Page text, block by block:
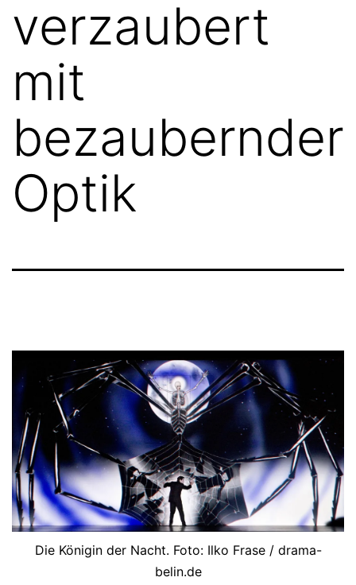
verzaubert
mit
bezaubernder
Optik
Die Königin der Nacht. Foto: Ilko Frase / drama-
belin.de